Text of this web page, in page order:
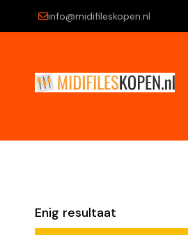
info@midifileskopen.nl
Enig resultaat